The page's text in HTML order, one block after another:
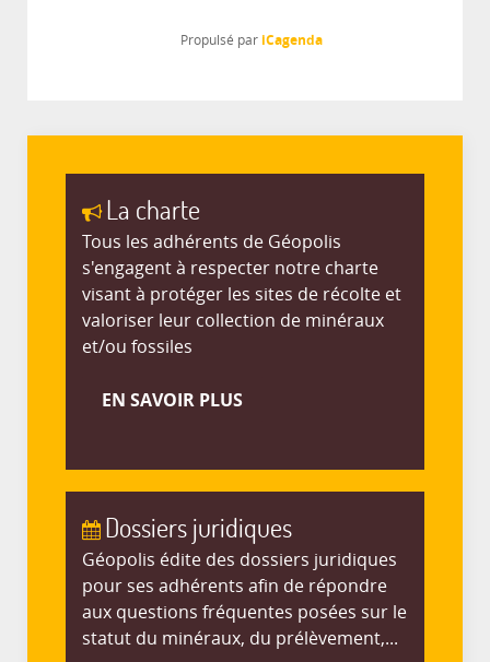
Propulsé par iCagenda
La charte
Tous les adhérents de Géopolis
s'engagent à respecter notre charte
visant à protéger les sites de récolte et
valoriser leur collection de minéraux
et/ou fossiles
EN SAVOIR PLUS
Dossiers juridiques
Géopolis édite des dossiers juridiques
pour ses adhérents afin de répondre
aux questions fréquentes posées sur le
statut du minéraux, du prélèvement,...